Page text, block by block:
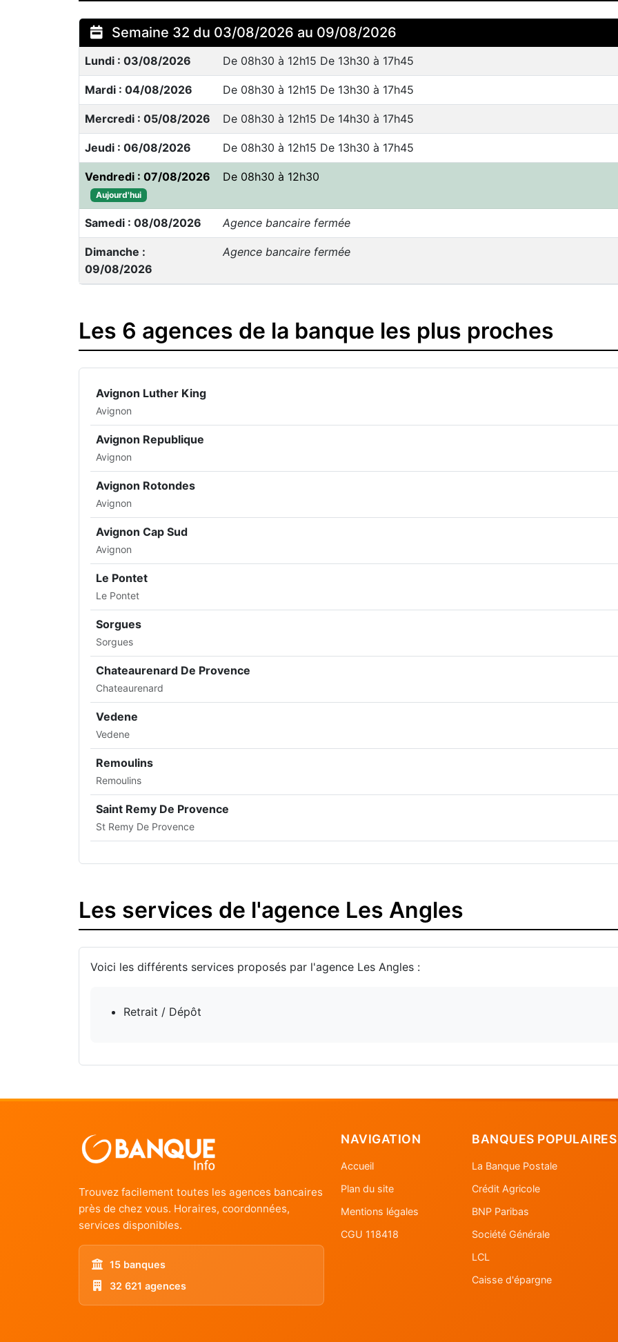
Semaine 32 du 03/08/2026 au 09/08/2026
Lundi : 03/08/2026 De 08h30 à 12h15 De 13h30 à 17h45
Mardi : 04/08/2026 De 08h30 à 12h15 De 13h30 à 17h45
Mercredi : 05/08/2026 De 08h30 à 12h15 De 14h30 à 17h45
Jeudi : 06/08/2026 De 08h30 à 12h15 De 13h30 à 17h45
Vendredi : 07/08/2026
Aujourd'hui
De 08h30 à 12h30
Samedi : 08/08/2026 Agence bancaire fermée
Dimanche :
09/08/2026
Agence bancaire fermée
Les 6 agences de la banque les plus proches
Avignon Luther King
Avignon
Avignon Republique
Avignon
Avignon Rotondes
Avignon
Avignon Cap Sud
Avignon
Le Pontet
Le Pontet
Sorgues
Sorgues
Chateaurenard De Provence
Chateaurenard
Vedene
Vedene
Remoulins
Remoulins
Saint Remy De Provence
St Remy De Provence
Les services de l'agence Les Angles
Voici les différents services proposés par l'agence Les Angles :
Retrait / Dépôt
Trouvez facilement toutes les agences bancaires
près de chez vous. Horaires, coordonnées,
services disponibles.
15 banques
32 621 agences
NAVIGATION
Accueil
Plan du site
Mentions légales
CGU 118418
BANQUES POPULAIRES
La Banque Postale
Crédit Agricole
BNP Paribas
Société Générale
LCL
Caisse d'épargne